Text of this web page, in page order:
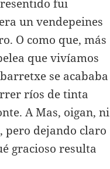
fui
un vendepeines
O como que, más
que vivíamos
se acababa
ríos de tinta
A Mas, oigan, ni
pero dejando claro
gracioso resulta